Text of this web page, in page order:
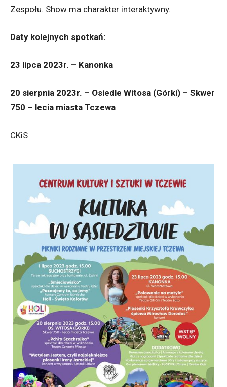
Zespołu. Show ma charakter interaktywny.
Daty kolejnych spotkań:
23 lipca 2023r. – Kanonka
20 sierpnia 2023r. – Osiedle Witosa (Górki) – Skwer
750 – lecia miasta Tczewa
CKiS